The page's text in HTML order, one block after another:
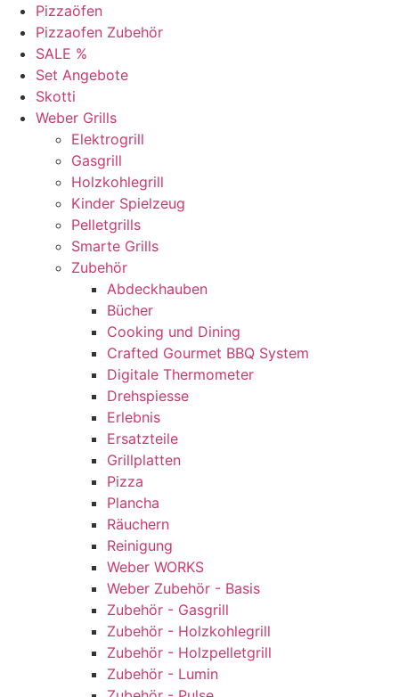
Pizzaöfen
Pizzaofen Zubehör
SALE %
Set Angebote
Skotti
Weber Grills
Elektrogrill
Gasgrill
Holzkohlegrill
Kinder Spielzeug
Pelletgrills
Smarte Grills
Zubehör
Abdeckhauben
Bücher
Cooking und Dining
Crafted Gourmet BBQ System
Digitale Thermometer
Drehspiesse
Erlebnis
Ersatzteile
Grillplatten
Pizza
Plancha
Räuchern
Reinigung
Weber WORKS
Weber Zubehör - Basis
Zubehör - Gasgrill
Zubehör - Holzkohlegrill
Zubehör - Holzpelletgrill
Zubehör - Lumin